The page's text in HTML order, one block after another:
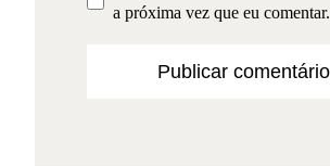
a próxima vez que eu comentar.